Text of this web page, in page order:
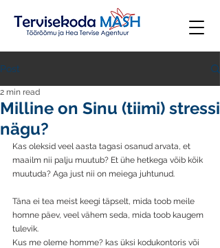
Post
Milline on Sinu (tiimi) stressi
nägu?
2 min read
Kas oleksid veel aasta tagasi osanud arvata, et
maailm nii palju muutub? Et ühe hetkega võib kõik
muutuda? Aga just nii on meiega juhtunud.
Täna ei tea meist keegi täpselt, mida toob meile
homne päev, veel vähem seda, mida toob kaugem
tulevik.
Kus me oleme homme? kas üksi kodukontoris või